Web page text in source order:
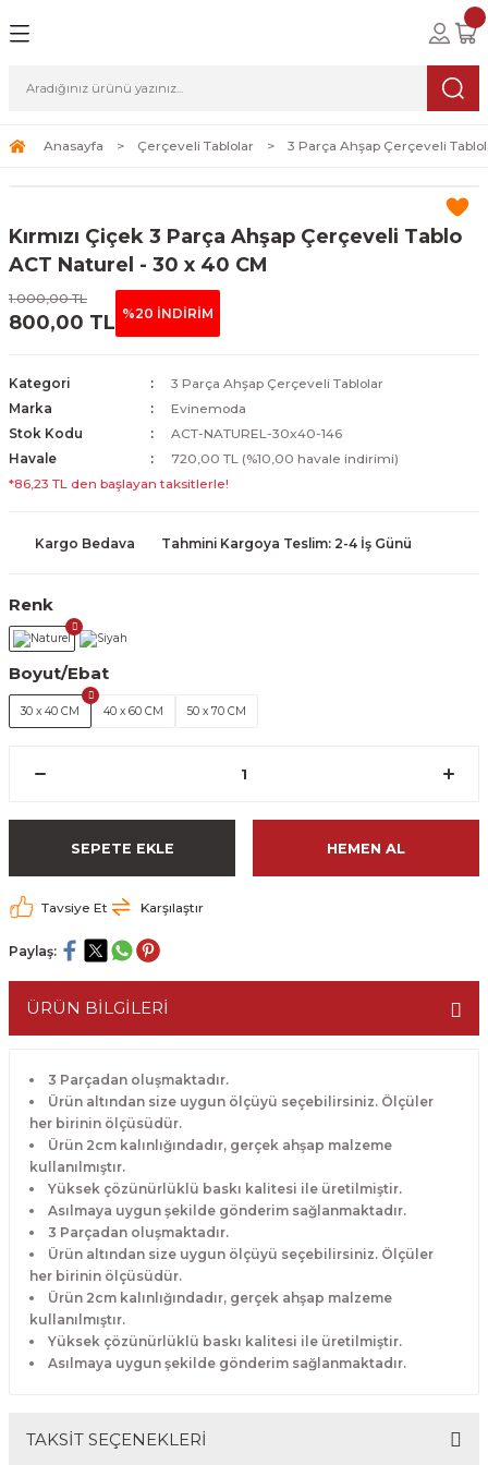
Tablolar
Tablolar
Sanat
Anasayfa Çerçeveli Tablolar 3 Parça Ahşap Çerçeveli
Kırmızı Çiçek 3 Parça Ahşap Çerçeveli Tablo
ACT Naturel - 30 x 40 CM
1.000,00 TL
800,00 TL %20 İNDİRİM
Kategori
3 Parça Ahşap Çerçeveli Tablolar
Marka
Evinemoda
Stok Kodu
ACT-NATUREL-30x40-146
Havale
720,00 TL (%10,00 havale indirimi)
*86,23 TL den başlayan taksitlerle!
Kargo Bedava Tahmini Kargoya Teslim: 2-4 İş Günü
Renk
Boyut/Ebat
30 x 40 CM 40 x 60 CM 50 x 70 CM
SEPETE EKLE HEMEN AL
Tavsiye Et Karşılaştır
Paylaş:
ÜRÜN BİLGİLERİ
3 Parçadan oluşmaktadır.
Ürün altından size uygun ölçüyü seçebilirsiniz. Ölçüler
her birinin ölçüsüdür.
Ürün 2cm kalınlığındadır, gerçek ahşap malzeme
kullanılmıştır.
Yüksek çözünürlüklü baskı kalitesi ile üretilmiştir.
Asılmaya uygun şekilde gönderim sağlanmaktadır.
3 Parçadan oluşmaktadır.
Ürün altından size uygun ölçüyü seçebilirsiniz. Ölçüler
her birinin ölçüsüdür.
Ürün 2cm kalınlığındadır, gerçek ahşap malzeme
kullanılmıştır.
Yüksek çözünürlüklü baskı kalitesi ile üretilmiştir.
Asılmaya uygun şekilde gönderim sağlanmaktadır.
TAKSİT SEÇENEKLERİ